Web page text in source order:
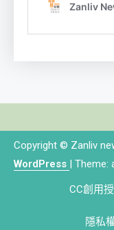
Copyright © Zanliv
WordPress | Theme:
CC創用
隱私